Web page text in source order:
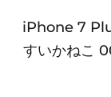
iPhone 7
すいかねこ